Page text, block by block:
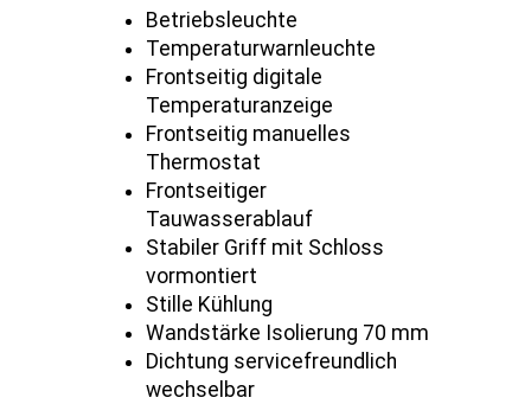
Betriebsleuchte
Temperaturwarnleuchte
Frontseitig digitale
Temperaturanzeige
Frontseitig manuelles
Thermostat
Frontseitiger
Tauwasserablauf
Stabiler Griff mit Schloss
vormontiert
Stille Kühlung
Wandstärke Isolierung 70 mm
Dichtung servicefreundlich
wechselbar